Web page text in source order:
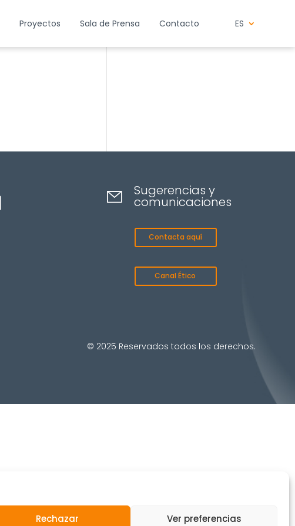
Rechazar Ver preferencias
Proyectos Sala de Prensa Contacto ES
Sugerencias y
comunicaciones
Contacta aquí
Canal Ético
© 2025 Reservados todos los derechos.